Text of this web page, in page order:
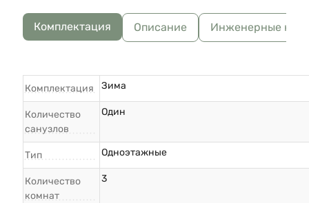
Комплектация Описание Инженерные
Комплектация Зима
Количество
санузлов
Один
Тип Одноэтажные
Количество
комнат
3